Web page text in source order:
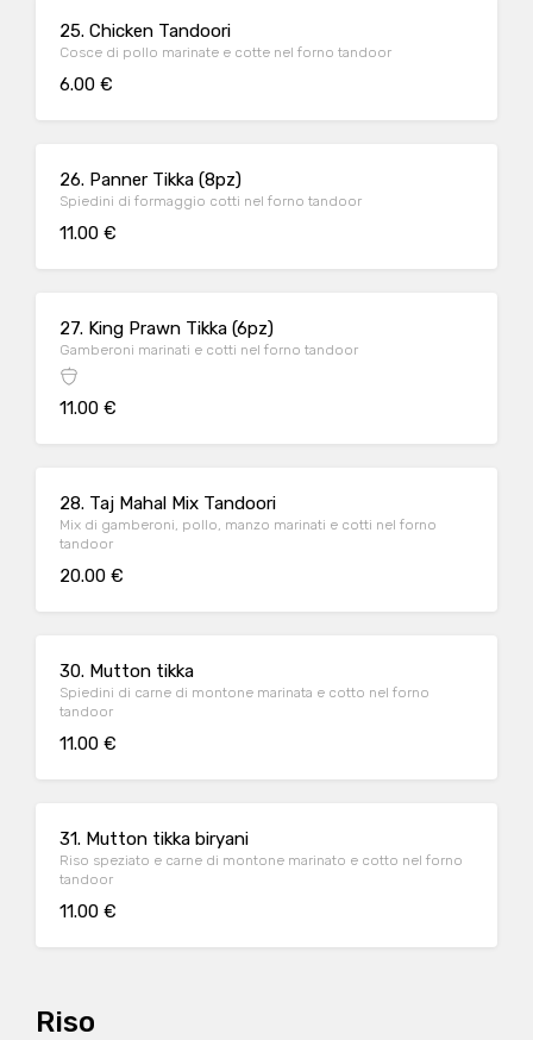
25. Chicken Tandoori
Cosce di pollo marinate e cotte nel forno tandoor
6.00 €
26. Panner Tikka (8pz)
Spiedini di formaggio cotti nel forno tandoor
11.00 €
27. King Prawn Tikka (6pz)
Gamberoni marinati e cotti nel forno tandoor
11.00 €
28. Taj Mahal Mix Tandoori
Mix di gamberoni, pollo, manzo marinati e cotti nel forno
tandoor
20.00 €
30. Mutton tikka
Spiedini di carne di montone marinata e cotto nel forno
tandoor
11.00 €
31. Mutton tikka biryani
Riso speziato e carne di montone marinato e cotto nel forno
tandoor
11.00 €
Riso